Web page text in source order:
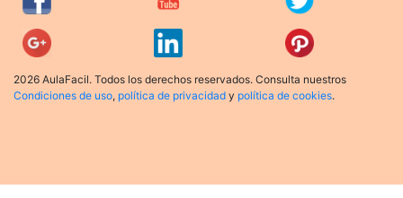
2026 AulaFacil. Todos los derechos reservados. Consulta nuestros
Condiciones de uso, política de privacidad y política de cookies.